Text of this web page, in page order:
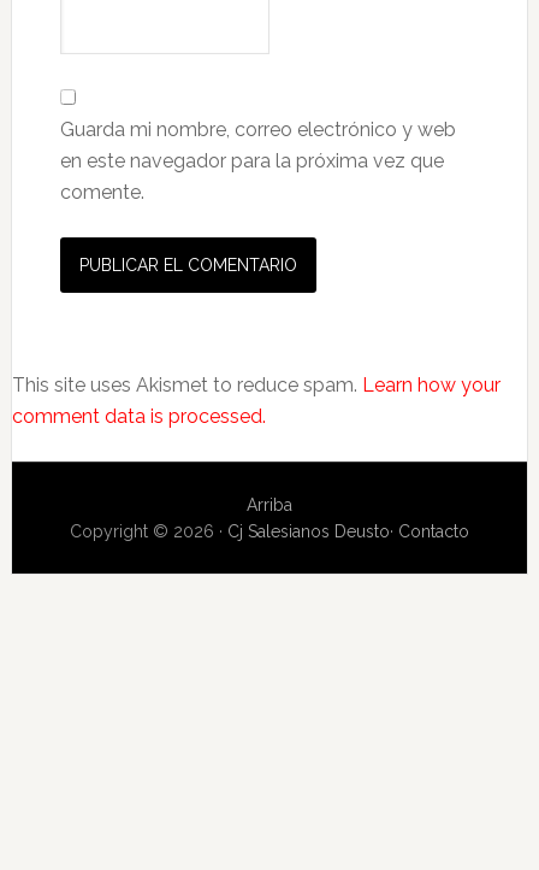
Guarda mi nombre, correo electrónico y web
en este navegador para la próxima vez que
comente.
This site uses Akismet to reduce spam. Learn how your
comment data is processed.
Arriba
Copyright © 2026 · Cj Salesianos Deusto· Contacto